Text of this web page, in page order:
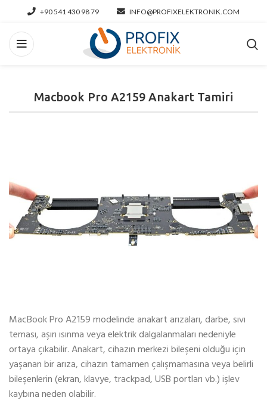
+90 541 430 98 79 INFO@PROFIXELEKTRONIK.COM
Macbook Pro A2159 Anakart Tamiri
MacBook Pro A2159 modelinde anakart arızaları, darbe, sıvı
teması, aşırı ısınma veya elektrik dalgalanmaları nedeniyle
ortaya çıkabilir. Anakart, cihazın merkezi bileşeni olduğu için
yaşanan bir arıza, cihazın tamamen çalışmamasına veya belirli
bileşenlerin (ekran, klavye, trackpad, USB portları vb.) işlev
kaybına neden olabilir.